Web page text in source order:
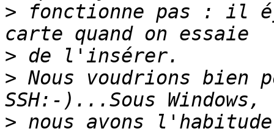
> fonctionne pas : il
>
> Nous voudrions
> nous avons